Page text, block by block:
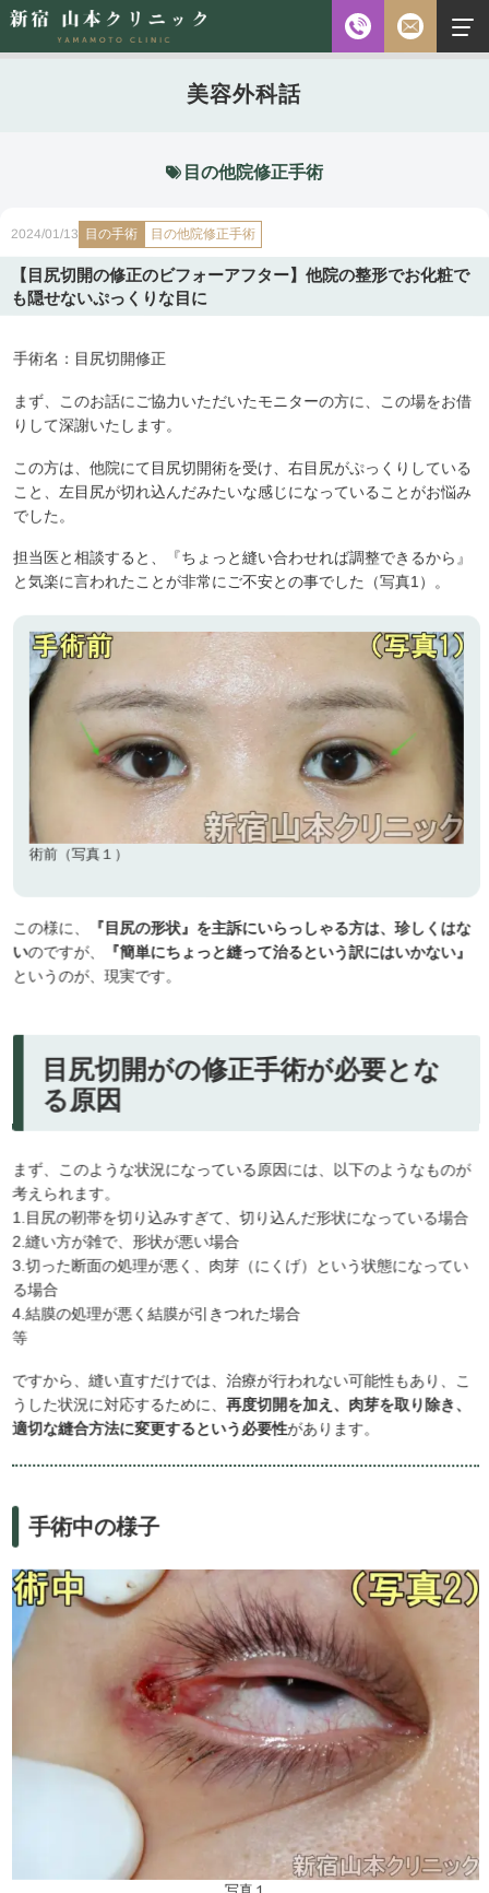
お電話
休診日 水・日・祝日
ご予約前に必ず下記のページをご確認ください。
ご予約について
※初診の方専用
ご予約・
お問い合わせ
美容外科話
目の他院修正手術
2024/01/13 目の手術 目の他院修正手術
【目尻切開の修正のビフォーアフター】他院の整形でお化粧で
も隠せないぷっくりな目に
手術名：目尻切開修正
まず、このお話にご協力いただいたモニターの方に、この場をお借
りして深謝いたします。
この方は、他院にて目尻切開術を受け、右目尻がぷっくりしている
こと、左目尻が切れ込んだみたいな感じになっていることがお悩み
でした。
担当医と相談すると、『ちょっと縫い合わせれば調整できるから』
と気楽に言われたことが非常にご不安との事でした（写真1）。
術前（写真１）
この様に、 『目尻の形状』を主訴にいらっしゃる方は、珍しくはな
いのですが、 『簡単にちょっと縫って治るという訳にはいかない』
というのが、現実です。
目尻切開がの修正手術が必要とな
る原因
まず、このような状況になっている原因には、以下のようなものが
考えられます。
1.目尻の靭帯を切り込みすぎて、切り込んだ形状になっている場合
2.縫い方が雑で、形状が悪い場合
3.切った断面の処理が悪く、肉芽（にくげ）という状態になってい
る場合
4.結膜の処理が悪く結膜が引きつれた場合
等
ですから、縫い直すだけでは、治療が行われない可能性もあり、こ
うした状況に対応するために、再度切開を加え、肉芽を取り除き、
適切な縫合方法に変更するという必要性があります。
手術中の様子